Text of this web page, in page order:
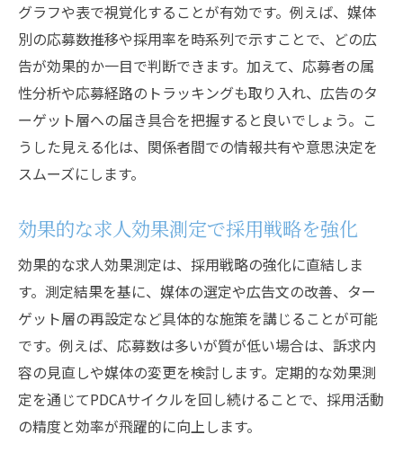
グラフや表で視覚化することが有効です。例えば、媒体
別の応募数推移や採用率を時系列で示すことで、どの広
告が効果的か一目で判断できます。加えて、応募者の属
性分析や応募経路のトラッキングも取り入れ、広告のタ
ーゲット層への届き具合を把握すると良いでしょう。こ
うした見える化は、関係者間での情報共有や意思決定を
スムーズにします。
効果的な求人効果測定で採用戦略を強化
効果的な求人効果測定は、採用戦略の強化に直結しま
す。測定結果を基に、媒体の選定や広告文の改善、ター
ゲット層の再設定など具体的な施策を講じることが可能
です。例えば、応募数は多いが質が低い場合は、訴求内
容の見直しや媒体の変更を検討します。定期的な効果測
定を通じてPDCAサイクルを回し続けることで、採用活動
の精度と効率が飛躍的に向上します。